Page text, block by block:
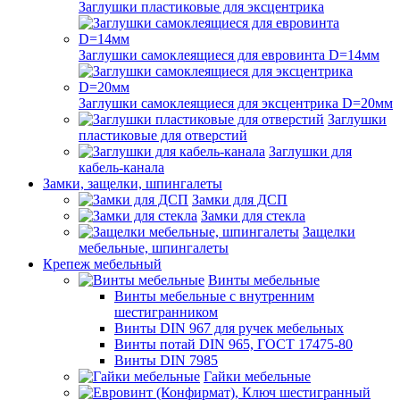
Заглушки пластиковые для эксцентрика
Заглушки самоклеящиеся для евровинта D=14мм
Заглушки самоклеящиеся для эксцентрика D=20мм
Заглушки
пластиковые для отверстий
Заглушки для
кабель-канала
Замки, защелки, шпингалеты
Замки для ДСП
Замки для стекла
Защелки
мебельные, шпингалеты
Крепеж мебельный
Винты мебельные
Винты мебельные с внутренним
шестигранником
Винты DIN 967 для ручек мебельных
Винты потай DIN 965, ГОСТ 17475-80
Винты DIN 7985
Гайки мебельные